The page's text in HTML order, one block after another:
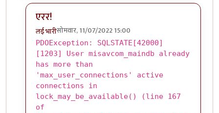
एरर!
लई भारीसोमवार, 11/07/2022 15:00
In reply toधन्यवाद!byलई भारी
PDOException: SQLSTATE[42000]
[1203] User misavcom_maindb already
has more than
'max_user_connections' active
connections in
lock_may_be_available() (line 167
of